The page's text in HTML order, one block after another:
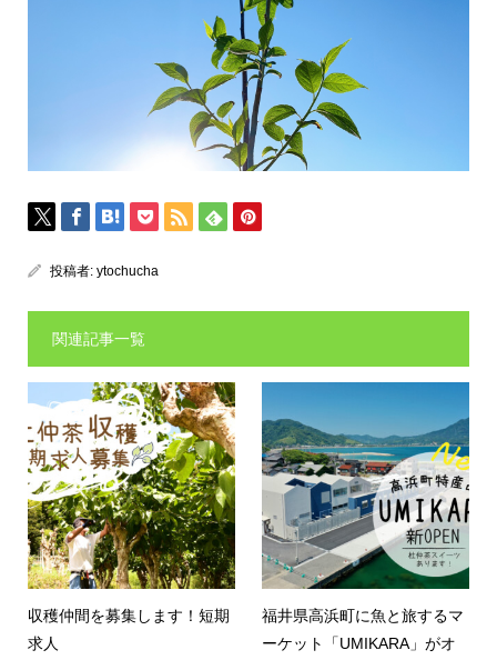
投稿者: ytochucha
関連記事一覧
収穫仲間を募集します！短期
求人
福井県高浜町に魚と旅するマ
ーケット「UMIKARA」がオ